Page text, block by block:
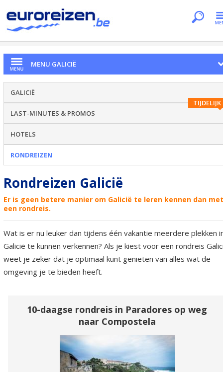
MENU GALICIË
GALICIË
TIJDELIJK
LAST-MINUTES & PROMOS
HOTELS
RONDREIZEN
Rondreizen Galicië
Er is geen betere manier om Galicië te leren kennen dan met
een rondreis.
Wat is er nu leuker dan tijdens één vakantie meerdere plekken
Galicië te kunnen verkennen? Als je kiest voor een rondreis
weet je zeker dat je optimaal kunt genieten van alles wat de
omgeving je te bieden heeft.
10-daagse rondreis in Paradores op weg
naar Compostela